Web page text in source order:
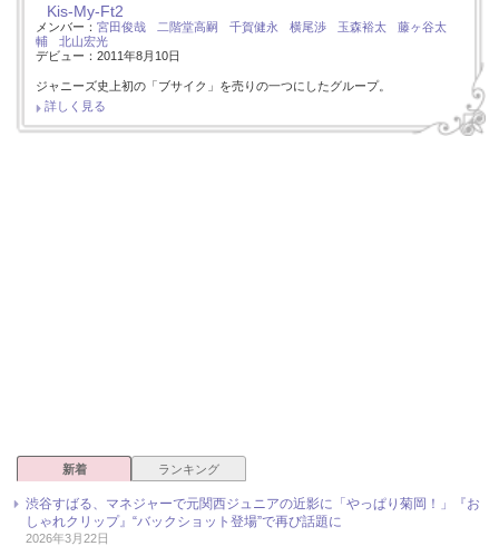
Kis-My-Ft2
メンバー： 宮田俊哉 二階堂高嗣 千賀健永 横尾渉 玉森裕太
藤ヶ谷太
輔
北山宏光
デビュー：2011年8月10日
ジャニーズ史上初の「ブサイク」を売りの一つにしたグループ。
詳しく見る
新着 ランキング
渋谷すばる、マネジャーで元関西ジュニアの近影に「やっぱり菊岡！」『お
しゃれクリップ』“バックショット登場”で再び話題に
2026年3月22日